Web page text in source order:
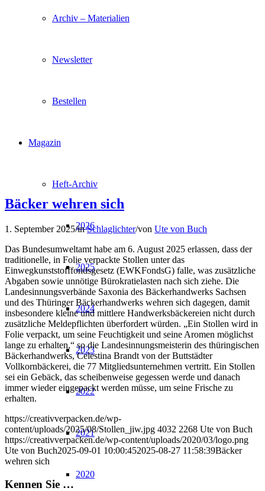
Archiv – Materialien
Newsletter
Bestellen
Magazin
Heft-Archiv
2026
2025
2024
2023
2022
2021
2020
Bäcker wehren sich
1. September 2025/inSchlaglichter/von Ute von Buch
Das Bundesumweltamt habe am 6. August 2025 erlassen, dass der
traditionelle, in Folie verpackte Stollen unter das
Einwegkunststofffondsgesetz (EWKFondsG) falle, was zusätzliche
Abgaben sowie unnötige Bürokratielasten nach sich ziehe. Die
Landesinnungsverbände Saxonia des Bäckerhandwerks Sachsen
und des Thüringer Bäckerhandwerks wehren sich dagegen, damit
insbesondere kleine und mittlere Handwerksbäckereien nicht durch
zusätzliche Meldepflichten überfordert würden. „Ein Stollen wird in
Folie verpackt, um seine Feuchtigkeit und seine Aromen möglichst
lange zu erhalten,“ so die Landesinnungsmeisterin des thüringischen
Bäckerhandwerks, Celestina Brandt von der Buttstädter
Vollkornbäckerei, die 77 Mitgliedsunternehmen vertritt. Ein Stollen
sei ein Gebäck, das scheibenweise gegessen werde und danach
immer wieder eingepackt werden müsse, um seine Frische zu
erhalten.
https://creativverpacken.de/wp-
content/uploads/2025/08/Stollen_jiw.jpg 4032 2268 Ute von Buch
https://creativverpacken.de/wp-content/uploads/2020/03/logo.png
Ute von Buch2025-09-01 10:00:452025-08-27 11:58:39Bäcker
wehren sich
Kennen Sie …